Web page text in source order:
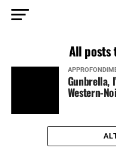
All posts
Gunbrella,
Western-